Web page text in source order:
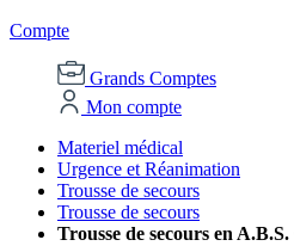
Compte
Grands Comptes
Mon compte
Materiel médical
Urgence et Réanimation
Trousse de secours
Trousse de secours
Trousse de secours en